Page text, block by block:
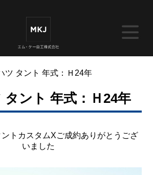
タント 年式：Ｈ24年
タント 年式：Ｈ24年
トカスタムXご成約ありがとうござ
いました